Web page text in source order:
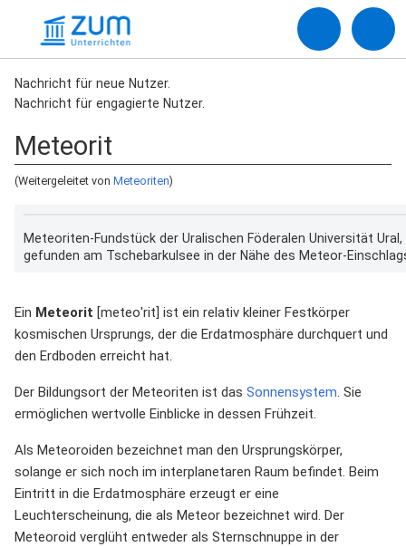
Nachricht für neue Nutzer.
Nachricht für engagierte Nutzer.
Meteorit
(Weitergeleitet von Meteoriten)
Meteoriten-Fundstück der Uralischen Föderalen Universität Ural,
gefunden am Tschebarkulsee in der Nähe des Meteor-
Ein Meteorit [meteoˈrit] ist ein relativ kleiner Festkörper
kosmischen Ursprungs, der die Erdatmosphäre durchquert und
den Erdboden erreicht hat.
Der Bildungsort der Meteoriten ist das Sonnensystem. Sie
ermöglichen wertvolle Einblicke in dessen Frühzeit.
Als Meteoroiden bezeichnet man den Ursprungskörper,
solange er sich noch im interplanetaren Raum befindet. Beim
Eintritt in die Erdatmosphäre erzeugt er eine
Leuchterscheinung, die als Meteor bezeichnet wird. Der
Meteoroid verglüht entweder als Sternschnuppe in der